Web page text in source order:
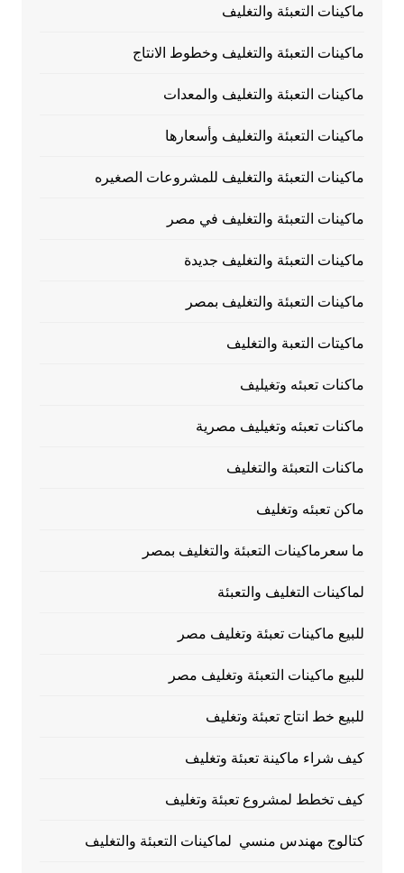
ماكينات التعبئة والتغليف
ماكينات التعبئة والتغليف وخطوط الانتاج
ماكينات التعبئة والتغليف والمعدات
ماكينات التعبئة والتغليف وأسعارها
ماكينات التعبئة والتغليف للمشروعات الصغيره
ماكينات التعبئة والتغليف في مصر
ماكينات التعبئة والتغليف جديدة
ماكينات التعبئة والتغليف بمصر
ماكيتات التعبة والتغليف
ماكنات تعبئه وتغيليف
ماكنات تعبئه وتغيليف مصرية
ماكنات التعبئة والتغليف
ماكن تعبئه وتغليف
ما سعرماكينات التعبئة والتغليف بمصر
لماكينات التغليف والتعبئة
للبيع ماكينات تعبئة وتغليف مصر
للبيع ماكينات التعبئة وتغليف مصر
للبيع خط انتاج تعبئة وتغليف
كيف شراء ماكينة تعبئة وتغليف
كيف تخطط لمشروع تعبئة وتغليف
كتالوج مهندس منسي لماكينات التعبئة والتغليف